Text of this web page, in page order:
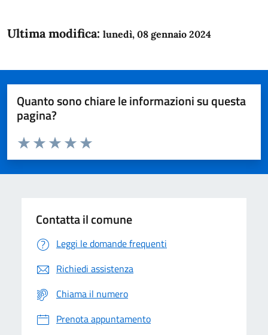
Ultima modifica: lunedì, 08 gennaio 2024
Quanto sono chiare le informazioni su questa
pagina?
Domanda
Valuta da 1 a 5 stelle la pagina
Valuta 5 stelle su 5
Valuta 4 stelle su 5
Valuta 3 stelle su 5
Valuta 2 stelle su 5
Valuta 1 stelle su 5
Contatta il comune
Leggi le domande frequenti
Richiedi assistenza
Chiama il numero
Prenota appuntamento